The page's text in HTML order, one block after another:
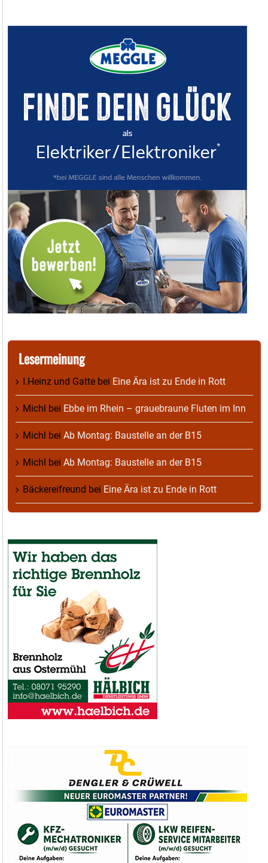
Lesermeinung
I.Heinz und Gatte bei Eine Ära ist zu Ende in Rott
Michl bei Ebbe im Rhein – grauebraune Fluten im Inn
Michl bei Ab Montag: Baustelle an der B15
Michl bei Ab Montag: Baustelle an der B15
Bäckereifreund bei Eine Ära ist zu Ende in Rott